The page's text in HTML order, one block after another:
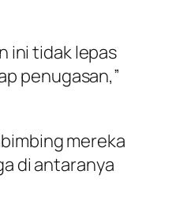
ini tidak lepas
penugasan,”
mereka
di antaranya